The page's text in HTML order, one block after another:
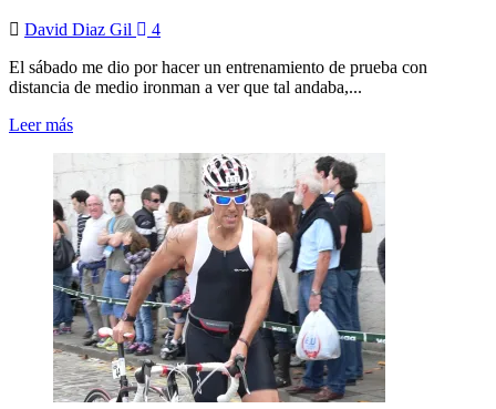
David Diaz Gil
4
El sábado me dio por hacer un entrenamiento de prueba con
distancia de medio ironman a ver que tal andaba,...
Leer más